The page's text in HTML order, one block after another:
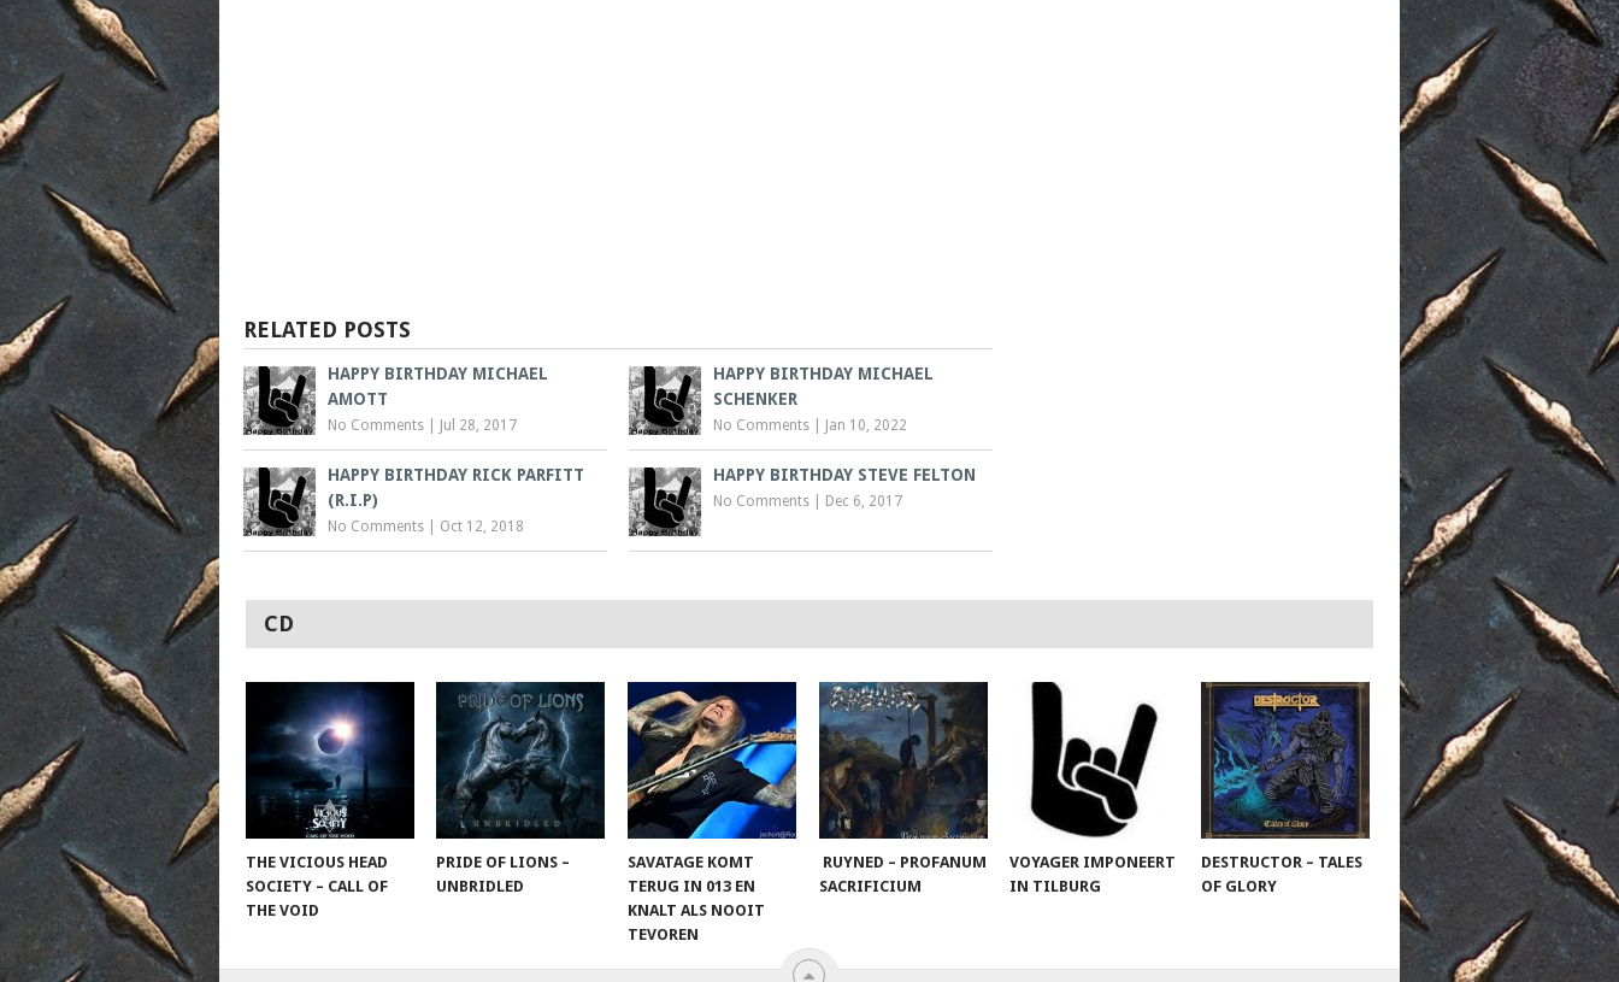
RELATED POSTS
HAPPY BIRTHDAY MICHAEL
AMOTT
No Comments Jul 28, 2017
HAPPY BIRTHDAY MICHAEL
SCHENKER
No Comments Jan 10, 2022
HAPPY BIRTHDAY RICK PARFITT
(R.I.P)
No Comments Oct 12, 2018
HAPPY BIRTHDAY STEVE FELTON
No Comments Dec 6, 2017
CD
THE VICIOUS HEAD
SOCIETY – CALL OF
THE VOID
PRIDE OF LIONS –
UNBRIDLED
SAVATAGE KOMT
TERUG IN 013 EN
KNALT ALS NOOIT
TEVOREN
RUYNED – PROFANUM
SACRIFICIUM
VOYAGER IMPONEERT
IN TILBURG
DESTRUCTOR – TALES
OF GLORY